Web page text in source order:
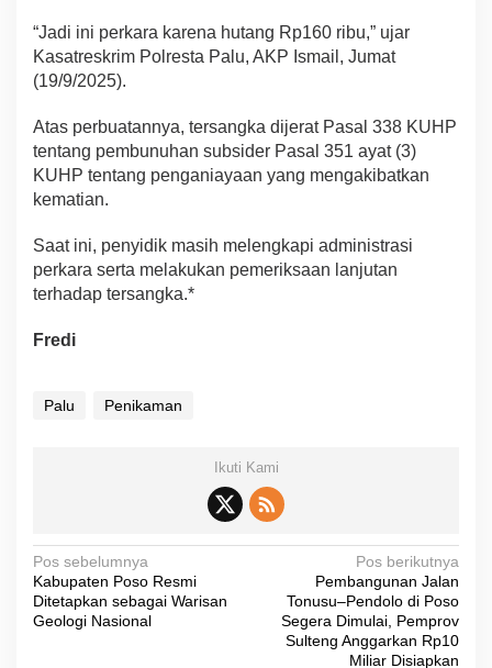
“Jadi ini perkara karena hutang Rp160 ribu,” ujar
Kasatreskrim Polresta Palu, AKP Ismail, Jumat
(19/9/2025).
Atas perbuatannya, tersangka dijerat Pasal 338 KUHP
tentang pembunuhan subsider Pasal 351 ayat (3)
KUHP tentang penganiayaan yang mengakibatkan
kematian.
Saat ini, penyidik masih melengkapi administrasi
perkara serta melakukan pemeriksaan lanjutan
terhadap tersangka.*
Fredi
Palu Penikaman
Ikuti Kami
N
a
v
Pos sebelumnya
Kabupaten Poso Resmi
Ditetapkan sebagai Warisan
Geologi Nasional
Pos berikutnya
Pembangunan Jalan
Tonusu–Pendolo di Poso
Segera Dimulai, Pemprov
Sulteng Anggarkan Rp10
Miliar Disiapkan